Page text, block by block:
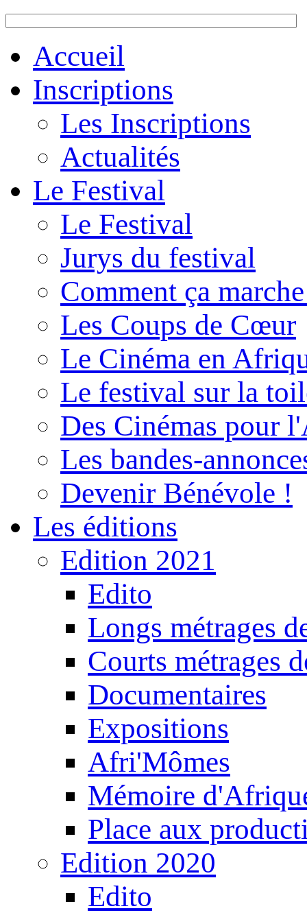
Accueil
Inscriptions
Les Inscriptions
Actualités
Le Festival
Le Festival
Jurys du festival
Comment ça
Les Coups de Cœur
Le Cinéma en
Le festival sur la
Des Cinémas pour
Les bandes-
Devenir Bénévole !
Les éditions
Edition 2021
Edito
Longs métrages
Courts métrages
Documentaires
Expositions
Afri'Mômes
Mémoire
Place aux
Edition 2020
Edito